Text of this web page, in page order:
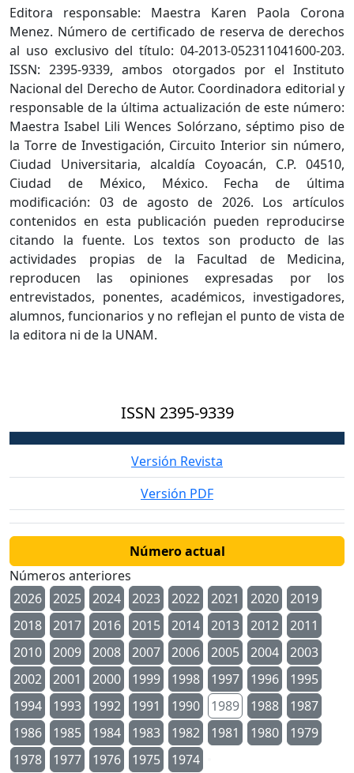
Editora responsable: Maestra Karen Paola Corona
Menez. Número de certificado de reserva de derechos
al uso exclusivo del título: 04-2013-052311041600-203.
ISSN: 2395-9339, ambos otorgados por el Instituto
Nacional del Derecho de Autor. Coordinadora editorial y
responsable de la última actualización de este número:
Maestra Isabel Lili Wences Solórzano, séptimo piso de
la Torre de Investigación, Circuito Interior sin número,
Ciudad Universitaria, alcaldía Coyoacán, C.P. 04510,
Ciudad de México, México. Fecha de última
modificación: 03 de agosto de 2026. Los artículos
contenidos en esta publicación pueden reproducirse
citando la fuente. Los textos son producto de las
actividades propias de la Facultad de Medicina,
reproducen las opiniones expresadas por los
entrevistados, ponentes, académicos, investigadores,
alumnos, funcionarios y no reflejan el punto de vista de
la editora ni de la UNAM.
ISSN 2395-9339
Versión Revista
Versión PDF
Número actual
Números anteriores
2026
2025 2024 2023 2022 2021 2020
2019
2018
2017 2016 2015 2014 2013 2012
2011
2010
2009 2008 2007 2006 2005 2004
2003
2002
2001 2000 1999 1998 1997 1996
1995
1994
1993 1992 1991 1990 1989 1988
1987
1986
1985 1984 1983 1982 1981 1980
1979
1978
1977 1976 1975
1974